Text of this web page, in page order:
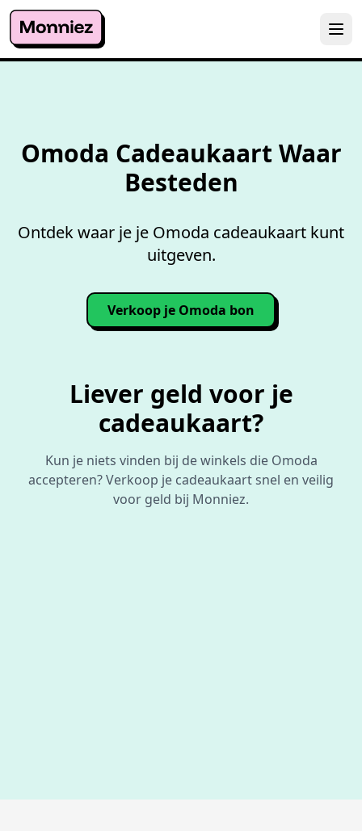
Omoda Cadeaukaart Waar
Besteden
Ontdek waar je je Omoda cadeaukaart kunt
uitgeven.
Verkoop je Omoda bon
Liever geld voor je
cadeaukaart?
Kun je niets vinden bij de winkels die Omoda
accepteren? Verkoop je cadeaukaart snel en veilig
voor geld bij Monniez.